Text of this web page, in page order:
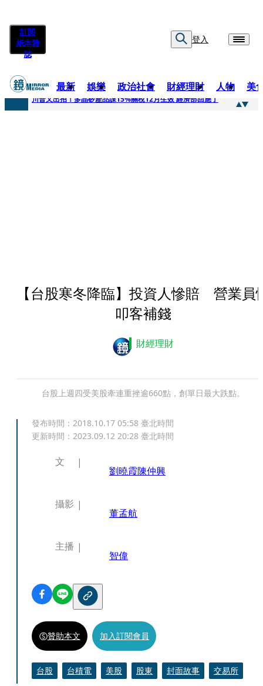
訂閱
紙本雜
誌
登入
最新 娛樂 政治社會 財經理財 人物 美
快訊
川普又出招！多晶矽產品課15%關稅12月生效 經濟部回應了
【台股寒冬降臨】投資人慘賠 營業員
叩客補錢
財經理財
台股上週四受美股牽連重挫逾660點，創單日最大跌點。
發布時間： 2018.10.17 05:58 臺北時間
更新時間： 2023.09.12 20:28 臺北時間
文
劉曉霞陳仲興
攝影
董孟航
主播
智偉
贊助本文 加入訂閱會員
台股 台積電 美股 股東 封面故事 交易所